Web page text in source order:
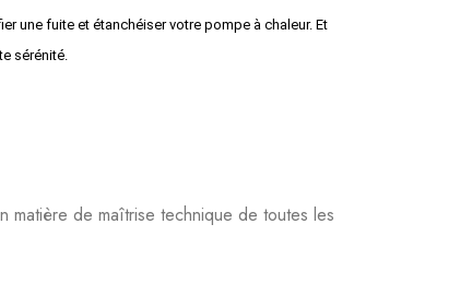
une fuite et étanchéiser votre pompe à chaleur. Et
sérénité.
matière de maîtrise technique de toutes les